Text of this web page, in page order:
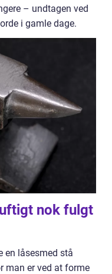
– undtagen ved
i gamle dage.
nok fulgt
en låsesmed stå
man er ved at forme